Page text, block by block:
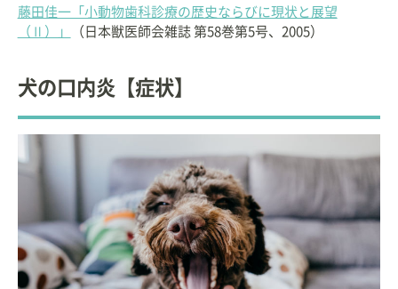
藤田佳一「小動物歯科診療の歴史ならびに現状と展望
（Ⅱ）」
（日本獣医師会雑誌 第58巻第5号、2005）
犬の口内炎【症状】